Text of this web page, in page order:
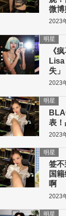
微博
2023
《
失」
明星
2023
表
明星
2023
签
国
啊
明星
2023
明星